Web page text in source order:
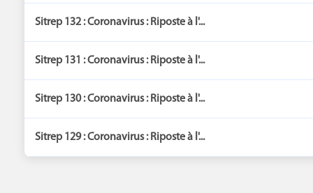
Sitrep 132 : Coronavirus : Riposte à l'...
Sitrep 131 : Coronavirus : Riposte à l'...
Sitrep 130 : Coronavirus : Riposte à l'...
Sitrep 129 : Coronavirus : Riposte à l'...